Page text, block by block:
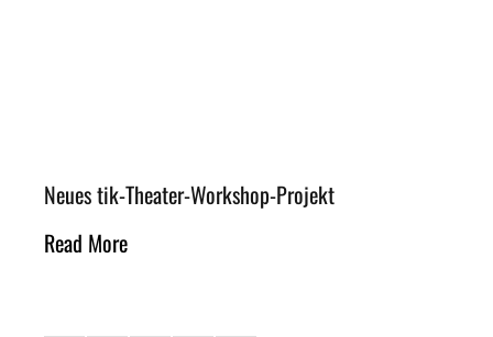
Neues tik-Theater-Workshop-Projekt
Read More